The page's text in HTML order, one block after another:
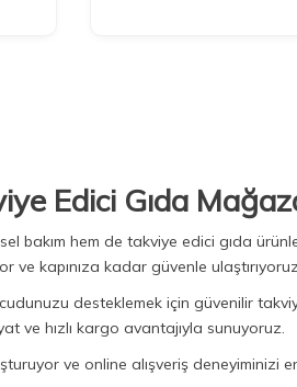
Edici Gıda
bakım hem de takviye edici gıda
ve kapınıza kadar güvenle
desteklemek için güvenilir
ve hızlı kargo avantajıyla sunuyoruz.
ve online alışveriş deneyiminizi